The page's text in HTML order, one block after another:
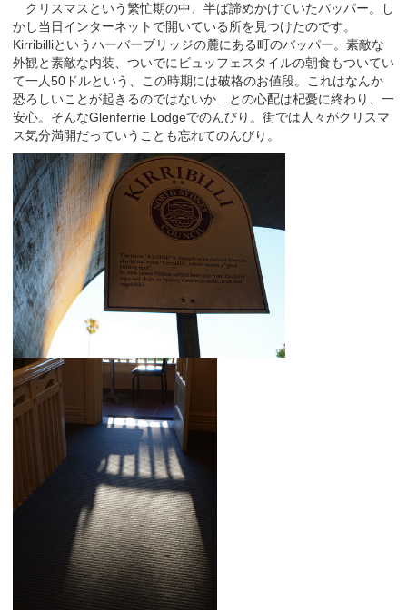
クリスマスという繁忙期の中、半ば諦めかけていたバッパー。し
かし当日インターネットで開いている所を見つけたのです。
Kirribilliというハーバーブリッジの麓にある町のバッパー。素敵な
外観と素敵な内装、ついでにビュッフェスタイルの朝食もついてい
て一人50ドルという、この時期には破格のお値段。これはなんか
恐ろしいことが起きるのではないか…との心配は杞憂に終わり、一
安心。そんなGlenferrie Lodgeでのんびり。街では人々がクリスマ
ス気分満開だっていうことも忘れてのんびり。